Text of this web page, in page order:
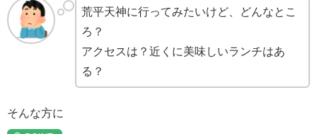
荒平天神に行ってみたいけど、どんなとこ
ろ？
アクセスは？近くに美味しいランチはあ
る？
そんな方に